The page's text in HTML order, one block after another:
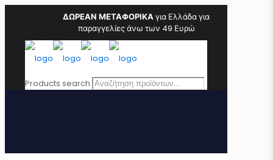
ΔΩΡΕΑΝ ΜΕΤΑΦΟΡΙΚΑγια Ελλάδα για
παραγγελίες άνω των 49 Ευρώ
Products search